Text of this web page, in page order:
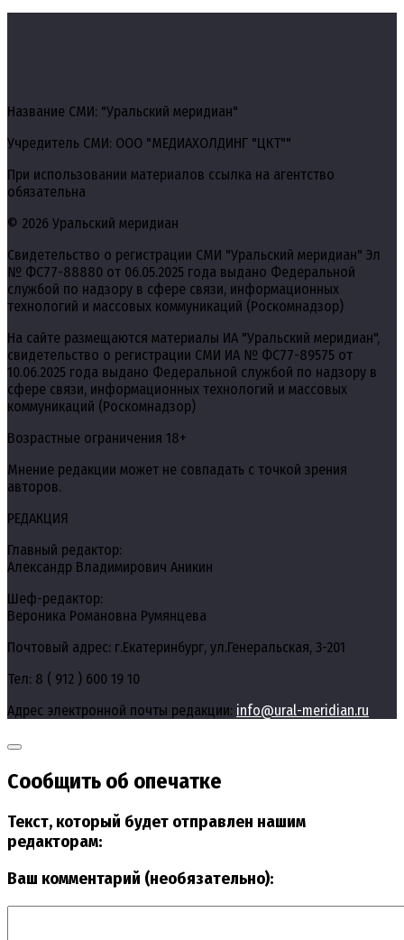
Название СМИ: "Уральский меридиан"
Учредитель СМИ: ООО "МЕДИАХОЛДИНГ "ЦКТ""
При использовании материалов ссылка на агентство
обязательна
© 2026 Уральский меридиан
Свидетельство о регистрации СМИ "Уральский меридиан" Эл
№ ФС77-88880 от 06.05.2025 года выдано Федеральной
службой по надзору в сфере связи, информационных
технологий и массовых коммуникаций (Роскомнадзор)
На сайте размещаются материалы ИА "Уральский меридиан",
свидетельство о регистрации СМИ ИА № ФС77-89575 от
10.06.2025 года выдано Федеральной службой по надзору в
сфере связи, информационных технологий и массовых
коммуникаций (Роскомнадзор)
Возрастные ограничения 18+
Мнение редакции может не совпадать с точкой зрения
авторов.
РЕДАКЦИЯ
Главный редактор:
Александр Владимирович Аникин
Шеф-редактор:
Вероника Романовна Румянцева
Почтовый адрес: г.Екатеринбург, ул.Генеральская, 3-201
Тел: 8 ( 912 ) 600 19 10
Адрес электронной почты редакции: info@ural-meridian.ru
Сообщить об опечатке
Текст, который будет отправлен нашим
редакторам:
Ваш комментарий (необязательно):